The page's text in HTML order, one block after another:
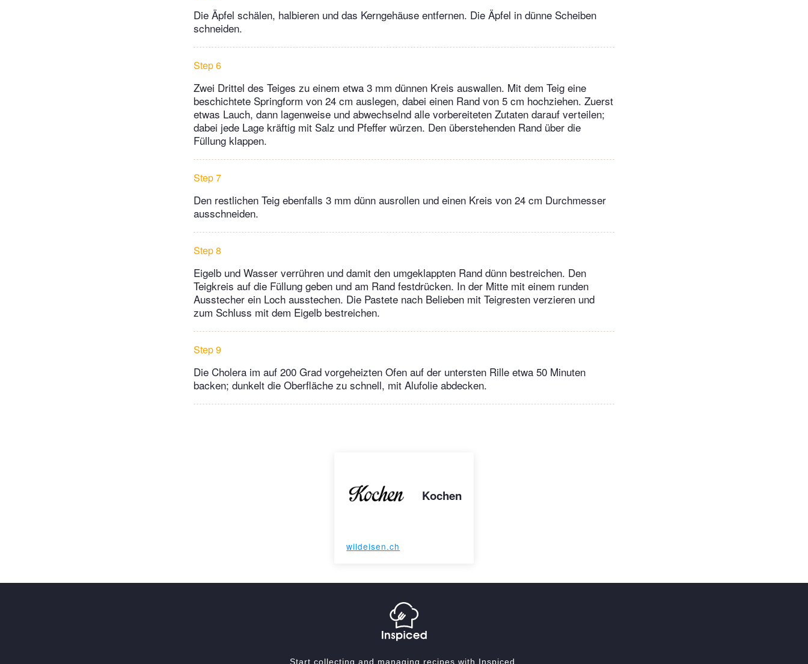
Die Äpfel schälen, halbieren und das Kerngehäuse entfernen. Die Äpfel in dünne Scheiben
schneiden.
Step 6
Zwei Drittel des Teiges zu einem etwa 3 mm dünnen Kreis auswallen. Mit dem Teig eine
beschichtete Springform von 24 cm auslegen, dabei einen Rand von 5 cm hochziehen. Zuerst
etwas Lauch, dann lagenweise und abwechselnd alle vorbereiteten Zutaten darauf verteilen;
dabei jede Lage kräftig mit Salz und Pfeffer würzen. Den überstehenden Rand über die
Füllung klappen.
Step 7
Den restlichen Teig ebenfalls 3 mm dünn ausrollen und einen Kreis von 24 cm Durchmesser
ausschneiden.
Step 8
Eigelb und Wasser verrühren und damit den umgeklappten Rand dünn bestreichen. Den
Teigkreis auf die Füllung geben und am Rand festdrücken. In der Mitte mit einem runden
Ausstecher ein Loch ausstechen. Die Pastete nach Belieben mit Teigresten verzieren und
zum Schluss mit dem Eigelb bestreichen.
Step 9
Die Cholera im auf 200 Grad vorgeheizten Ofen auf der untersten Rille etwa 50 Minuten
backen; dunkelt die Oberfläche zu schnell, mit Alufolie abdecken.
Kochen
wildeisen.ch
Start collecting and managing recipes with Inspiced.